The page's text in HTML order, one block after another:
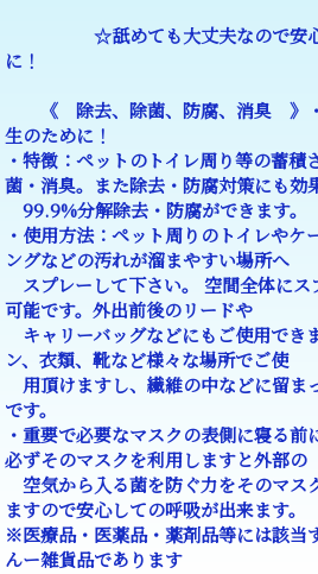
☆舐めても大丈夫なので安心
に！
《 除去、除菌、防腐、消臭 》・
生のために！
・特徴：ペットのトイレ周り等の蓄積
菌・消臭。また除去・防腐対策にも効
99.9%分解除去・防腐ができます。
・使用方法：ペット周りのトイレやケ
ングなどの汚れが溜まやすい場所へ
スプレーして下さい。 空間全体にス
可能です。外出前後のリードや
キャリーバッグなどにもご使用でき
ン、衣類、靴など様々な場所でご使
用頂けますし、繊維の中などに留ま
です。
・重要で必要なマスクの表側に寝る前
必ずそのマスクを利用しますと外部の
空気から入る菌を防ぐ力をそのマス
ますので安心しての呼吸が出来ます。
※医療品・医薬品・薬剤品等には該当
んー雑貨品であります